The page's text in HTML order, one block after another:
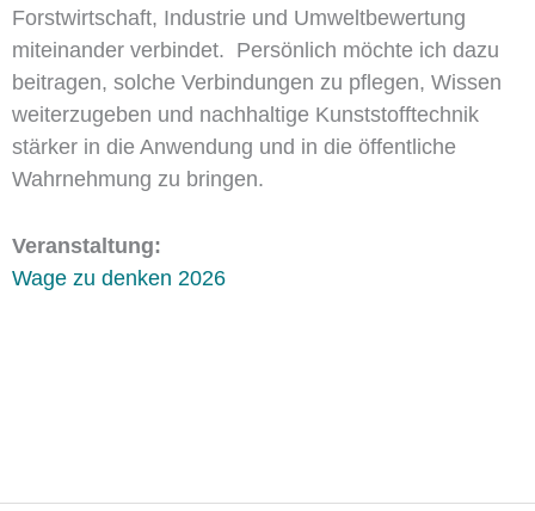
Forstwirtschaft, Industrie und Umweltbewertung
miteinander verbindet. Persönlich möchte ich dazu
beitragen, solche Verbindungen zu pflegen, Wissen
weiterzugeben und nachhaltige Kunststofftechnik
stärker in die Anwendung und in die öffentliche
Wahrnehmung zu bringen.
Veranstaltung:
Wage zu denken 2026